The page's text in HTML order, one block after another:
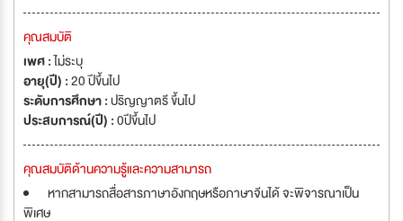
คุณสมบัติ
เพศ :ไม่ระบุ
อายุ(ปี) :20 ปีขึ้นไป
ระดับการศึกษา :ปริญญาตรี ขึ้นไป
ประสบการณ์(ปี) :0ปีขึ้นไป
คุณสมบัติด้านความรู้และความสามารถ
หากสามารถสื่อสารภาษาอังกฤษหรือภาษาจีนได้ จะพิจารณาเป็น
พิเศษ